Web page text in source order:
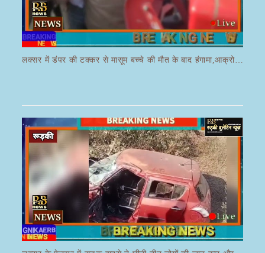
लक्सर में डंपर की टक्कर से मासूम बच्चे की मौत के बाद हंगामा,आक्रोशित भीड़ ने डंपर चालक की करी पिटाई